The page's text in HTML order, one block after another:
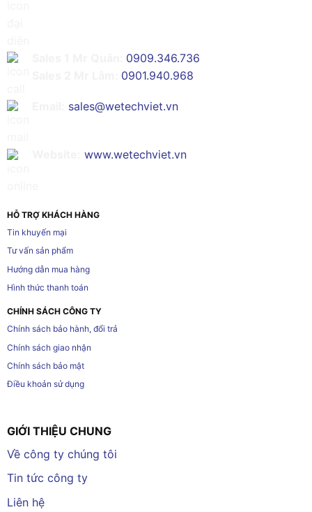
0909.346.736
0901.940.968
sales@wetechviet.vn
www.wetechviet.vn
HỖ TRỢ KHÁCH HÀNG
Tin khuyến mại
Tư vấn sản phẩm
Hướng dẫn mua hàng
Hình thức thanh toán
CHÍNH SÁCH CÔNG TY
Chính sách bảo hành, đổi trả
Chính sách giao nhận
Chính sách bảo mật
Điều khoản sử dụng
GIỚI THIỆU CHUNG
Về công ty chúng tôi
Tin tức công ty
Liên hệ